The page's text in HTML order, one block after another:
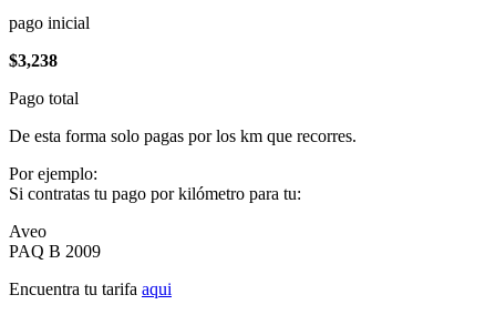
pago inicial
$3,238
Pago total
De esta forma solo pagas por los km que recorres.
Por ejemplo:
Si contratas tu pago por kilómetro para tu:
Aveo
PAQ B 2009
Encuentra tu tarifa aqui